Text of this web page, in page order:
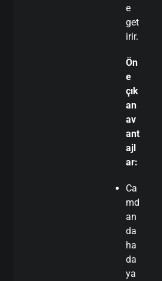
e
get
irir.
Ön
e
çık
an
av
ant
ajl
ar:
Ca
md
an
da
ha
da
ya